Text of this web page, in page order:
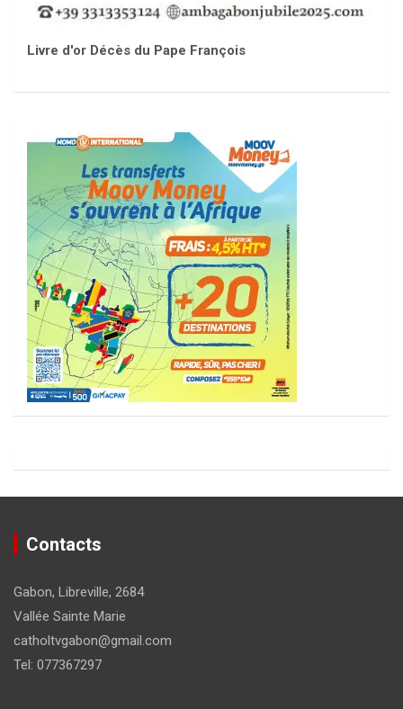
Livre d'or Décès du Pape François
Contacts
Gabon, Libreville, 2684
Vallée Sainte Marie
catholtvgabon@gmail.com
Tel: 077367297